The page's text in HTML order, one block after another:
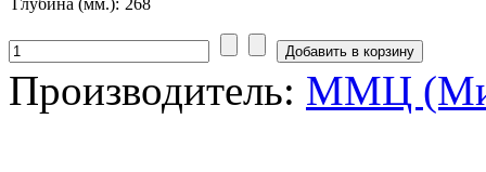
Производитель: ММЦ